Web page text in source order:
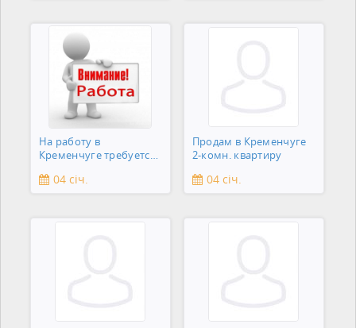
На работу в
Кременчуге требуется
04 січ.
Продам в Кременчуге
2-комн. квартиру
04 січ.